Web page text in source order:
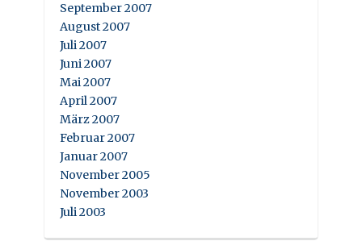
September 2007
August 2007
Juli 2007
Juni 2007
Mai 2007
April 2007
März 2007
Februar 2007
Januar 2007
November 2005
November 2003
Juli 2003